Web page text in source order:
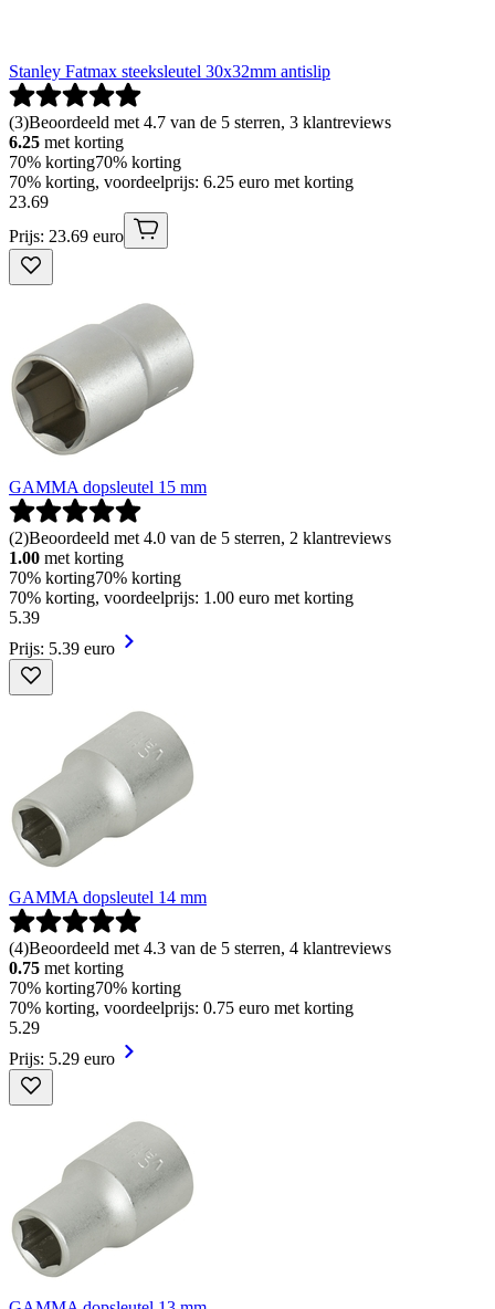
Stanley Fatmax steeksleutel 30x32mm antislip
(3)Beoordeeld met 4.7 van de 5 sterren, 3 klantreviews
6.25 met korting
70% korting70% korting
70% korting, voordeelprijs: 6.25 euro met korting
23.69
Prijs: 23.69 euro
GAMMA dopsleutel 15 mm
(2)Beoordeeld met 4.0 van de 5 sterren, 2 klantreviews
1.00 met korting
70% korting70% korting
70% korting, voordeelprijs: 1.00 euro met korting
5.39
Prijs: 5.39 euro
GAMMA dopsleutel 14 mm
(4)Beoordeeld met 4.3 van de 5 sterren, 4 klantreviews
0.75 met korting
70% korting70% korting
70% korting, voordeelprijs: 0.75 euro met korting
5.29
Prijs: 5.29 euro